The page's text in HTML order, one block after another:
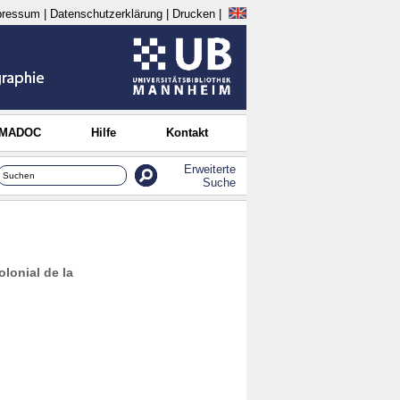
Datenschutzerklärung Drucken
Hilfe Kontakt
Erweiterte
Suche
de la